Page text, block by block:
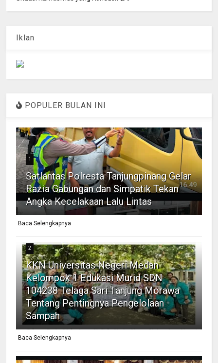
Iklan
POPULER BULAN INI
1
Satlantas Polresta Tanjungpinang Gelar
Razia Gabungan dan Simpatik Tekan
Angka Kecelakaan Lalu Lintas
Baca Selengkapnya
2
KKN Universitas Negeri Medan
Kelompok 1 Edukasi Murid SDN
104238 Telaga Sari Tanjung Morawa
Tentang Pentingnya Pengelolaan
Sampah
Baca Selengkapnya